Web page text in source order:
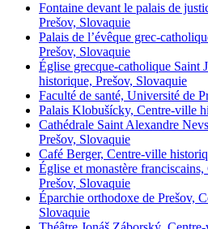
Fontaine devant le palais de
Prešov, Slovaquie
Palais de l’évêque grec-
Prešov, Slovaquie
Église grecque-catholique Saint
historique, Prešov, Slovaquie
Faculté de santé, Université de
Palais Klobušícky, Centre-ville
Cathédrale Saint Alexandre
Prešov, Slovaquie
Café Berger, Centre-ville
Église et monastère
Prešov, Slovaquie
Éparchie orthodoxe de Prešov,
Slovaquie